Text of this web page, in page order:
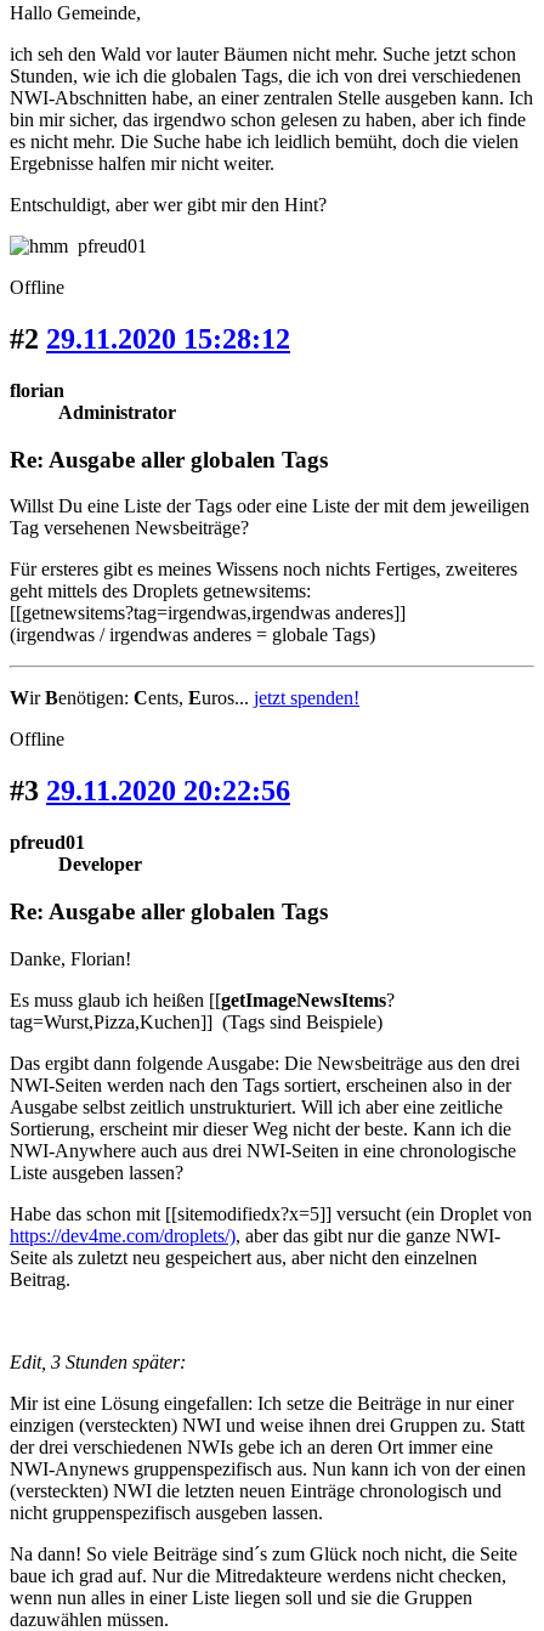
Hallo Gemeinde,
ich seh den Wald vor lauter Bäumen nicht mehr. Suche jetzt schon
Stunden, wie ich die globalen Tags, die ich von drei verschiedenen
NWI-Abschnitten habe, an einer zentralen Stelle ausgeben kann. Ich
bin mir sicher, das irgendwo schon gelesen zu haben, aber ich finde
es nicht mehr. Die Suche habe ich leidlich bemüht, doch die vielen
Ergebnisse halfen mir nicht weiter.
Entschuldigt, aber wer gibt mir den Hint?
pfreud01
Offline
#2 29.11.2020 15:28:12
florian
Administrator
Re: Ausgabe aller globalen Tags
Willst Du eine Liste der Tags oder eine Liste der mit dem jeweiligen
Tag versehenen Newsbeiträge?
Für ersteres gibt es meines Wissens noch nichts Fertiges, zweiteres
geht mittels des Droplets getnewsitems:
[[getnewsitems?tag=irgendwas,irgendwas anderes]]
(irgendwas / irgendwas anderes = globale Tags)
WirBenötigen: Cents, Euros... jetzt spenden!
Offline
#3 29.11.2020 20:22:56
pfreud01
Developer
Re: Ausgabe aller globalen Tags
Danke, Florian!
Es muss glaub ich heißen [[getImageNewsItems?
tag=Wurst,Pizza,Kuchen]] (Tags sind Beispiele)
Das ergibt dann folgende Ausgabe: Die Newsbeiträge aus den drei
NWI-Seiten werden nach den Tags sortiert, erscheinen also in der
Ausgabe selbst zeitlich unstrukturiert. Will ich aber eine zeitliche
Sortierung, erscheint mir dieser Weg nicht der beste. Kann ich die
NWI-Anywhere auch aus drei NWI-Seiten in eine chronologische
Liste ausgeben lassen?
Habe das schon mit [[sitemodifiedx?x=5]] versucht (ein Droplet von
https://dev4me.com/droplets/), aber das gibt nur die ganze NWI-
Seite als zuletzt neu gespeichert aus, aber nicht den einzelnen
Beitrag.
Edit, 3 Stunden später:
Mir ist eine Lösung eingefallen: Ich setze die Beiträge in nur einer
einzigen (versteckten) NWI und weise ihnen drei Gruppen zu. Statt
der drei verschiedenen NWIs gebe ich an deren Ort immer eine
NWI-Anynews gruppenspezifisch aus. Nun kann ich von der einen
(versteckten) NWI die letzten neuen Einträge chronologisch und
nicht gruppenspezifisch ausgeben lassen.
Na dann! So viele Beiträge sind´s zum Glück noch nicht, die Seite
baue ich grad auf. Nur die Mitredakteure werdens nicht checken,
wenn nun alles in einer Liste liegen soll und sie die Gruppen
dazuwählen müssen.